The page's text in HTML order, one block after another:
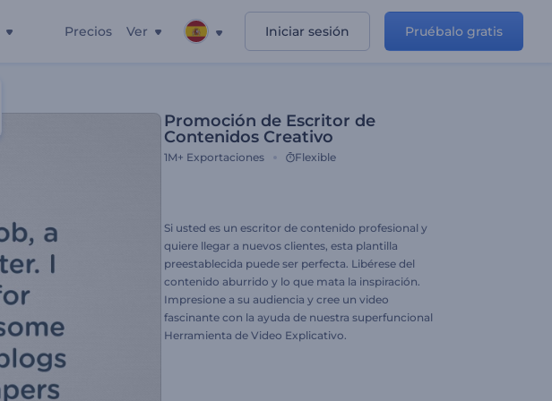
Precios Ver Iniciar sesión Pruébalo gratis
Promoción de Escritor de
Contenidos Creativo
1M+ Exportaciones Flexible
Si usted es un escritor de contenido profesional y
quiere llegar a nuevos clientes, esta plantilla
preestablecida puede ser perfecta. Libérese del
contenido aburrido y lo que mata la inspiración.
Impresione a su audiencia y cree un video
fascinante con la ayuda de nuestra superfuncional
Herramienta de Video Explicativo.